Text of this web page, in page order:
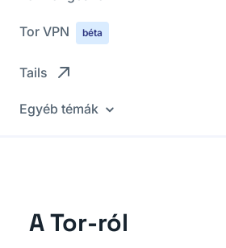
Tor VPN béta
Tails
Egyéb témák
A Tor-ról